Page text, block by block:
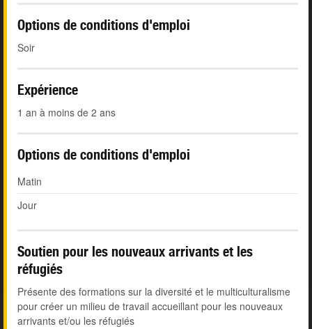
Options de conditions d'emploi
Soir
Expérience
1 an à moins de 2 ans
Options de conditions d'emploi
Matin
Jour
Soutien pour les nouveaux arrivants et les
réfugiés
Présente des formations sur la diversité et le multiculturalisme
pour créer un milieu de travail accueillant pour les nouveaux
arrivants et/ou les réfugiés